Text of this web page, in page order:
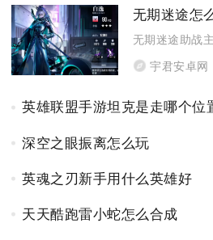
无期迷途怎
宇君安卓网
英雄联盟手游坦克是走哪个位
深空之眼振离怎么玩
英魂之刃新手用什么英雄好
天天酷跑雷小蛇怎么合成